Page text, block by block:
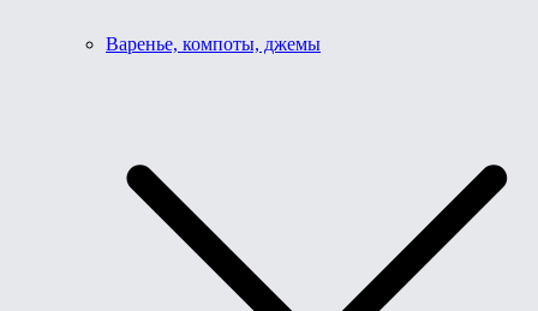
Варенье, компоты, джемы